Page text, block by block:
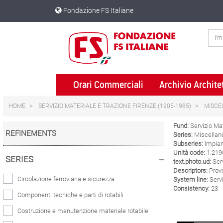
content
navigation
Fondazione FS Italiane
Orari Commerciali Archivio
HOME SERVIZIO MATERIALE E TRAZIONE FIRENZE (1905-1985)
REFINEMENTS
SERIES
Circolazione ferroviaria e sicurezza
Componenti tecniche e parti di rotabili
Costruzione e manutenzione materiale rotabile
Fund: Servizio
Series:
Subseries:
Unità code:
text.photo.ud:
Descriptors:
System line:
Consistency: 23